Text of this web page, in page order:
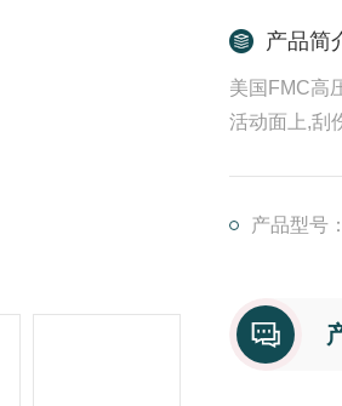
产品简
美国FMC高
活动面上,刮
产品型号：